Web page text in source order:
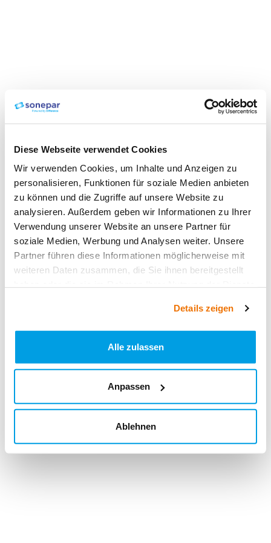
Diese Webseite verwendet Cookies
Wir verwenden Cookies, um Inhalte und Anzeigen zu
personalisieren, Funktionen für soziale Medien anbieten
zu können und die Zugriffe auf unsere Website zu
analysieren. Außerdem geben wir Informationen zu Ihrer
Verwendung unserer Website an unsere Partner für
soziale Medien, Werbung und Analysen weiter. Unsere
Partner führen diese Informationen möglicherweise mit
weiteren Daten zusammen, die Sie ihnen bereitgestellt
Details zeigen
Alle zulassen
Anpassen
Ablehnen